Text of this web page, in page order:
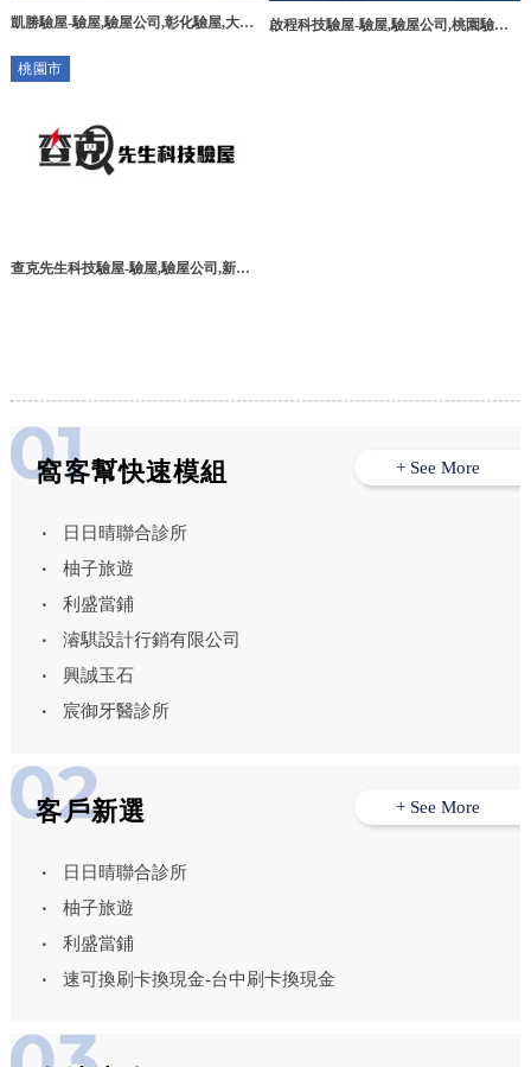
凱勝驗屋-驗屋,驗屋公司,彰化驗屋,大村
啟程科技驗屋-驗屋,驗屋公司,桃園驗屋,
桃園市
查克先生科技驗屋-驗屋,驗屋公司,新竹
窩客幫快速模組
日日晴聯合診所
柚子旅遊
利盛當鋪
濬騏設計行銷有限公司
興誠玉石
宸御牙醫診所
+ See More
客戶新選
日日晴聯合診所
柚子旅遊
利盛當鋪
速可換刷卡換現金-台中刷卡換現金
+ See More